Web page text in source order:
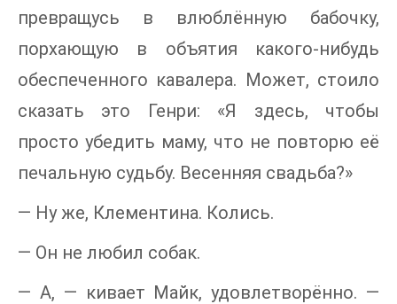
превращусь в влюблённую бабочку,
порхающую в объятия какого-нибудь
обеспеченного кавалера. Может, стоило
сказать это Генри: «Я здесь, чтобы
просто убедить маму, что не повторю её
печальную судьбу. Весенняя свадьба?»
— Ну же, Клементина. Колись.
— Он не любил собак.
— А, — кивает Майк, удовлетворённо. —